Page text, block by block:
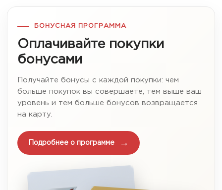
БОНУСНАЯ ПРОГРАММА
Оплачивайте покупки
бонусами
Получайте бонусы с каждой покупки: чем
больше покупок вы совершаете, тем выше ваш
уровень и тем больше бонусов возвращается
на карту.
Подробнее о программе